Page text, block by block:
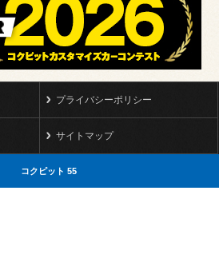
プライバシーポリシー
サイトマップ
コクピット 55